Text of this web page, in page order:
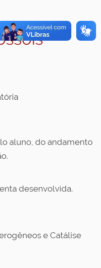
aluno, do andamento
desenvolvida.
e Catálise